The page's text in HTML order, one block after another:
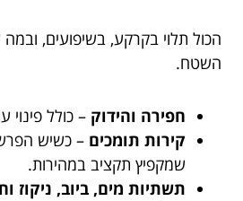
הכול תלוי בקרקע, בשיפועים,
השטח.
חפירה והידוק – כולל פינוי
קירות תומכים – כשיש
שמקפיץ תקציב במהירות.
תשתיות מים, ביוב, ניקוז